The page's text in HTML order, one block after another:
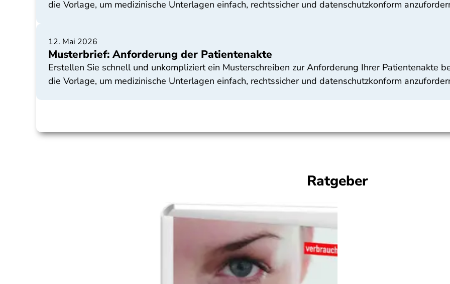
die Vorlage, um medizinische Unterlagen einfach, rechtssicher und datenschutzkonform
12. Mai 2026
Musterbrief: Anforderung der Patientenakte
Erstellen Sie schnell und unkompliziert ein Musterschreiben zur Anforderung Ihrer Patientenakte
die Vorlage, um medizinische Unterlagen einfach, rechtssicher und datenschutzkonform
Ratgeber